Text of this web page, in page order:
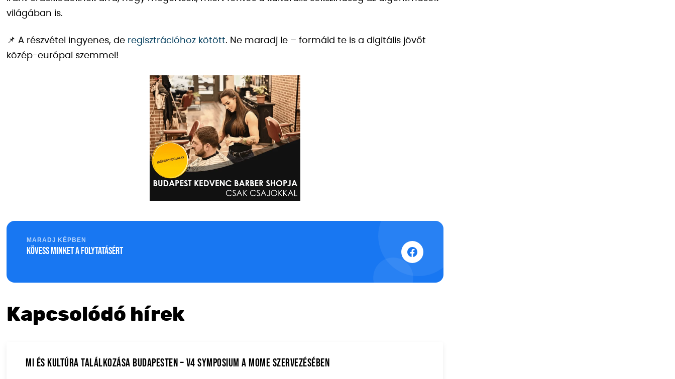
világában is.
📌 A részvétel ingyenes, de regisztrációhoz kötött. Ne maradj le – formáld te is a digitális jövőt
közép-európai szemmel!
MARADJ KÉPBEN
Kövess minket a folytatásért
Kapcsolódó hírek
MI és kultúra találkozása Budapesten – V4 Symposium a MOME szervezésében